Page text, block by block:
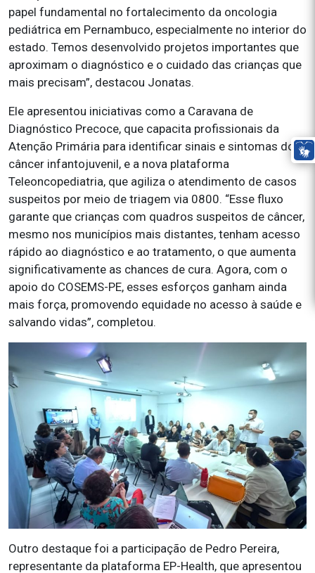
papel fundamental no fortalecimento da oncologia
pediátrica em Pernambuco, especialmente no interior do
estado. Temos desenvolvido projetos importantes que
aproximam o diagnóstico e o cuidado das crianças que
mais precisam”, destacou Jonatas.
Ele apresentou iniciativas como a Caravana de
Diagnóstico Precoce, que capacita profissionais da
Atenção Primária para identificar sinais e sintomas do
câncer infantojuvenil, e a nova plataforma
Teleoncopediatria, que agiliza o atendimento de casos
suspeitos por meio de triagem via 0800. “Esse fluxo
garante que crianças com quadros suspeitos de câncer,
mesmo nos municípios mais distantes, tenham acesso
rápido ao diagnóstico e ao tratamento, o que aumenta
significativamente as chances de cura. Agora, com o
apoio do COSEMS-PE, esses esforços ganham ainda
mais força, promovendo equidade no acesso à saúde e
salvando vidas”, completou.
Outro destaque foi a participação de Pedro Pereira,
representante da plataforma EP-Health, que apresentou